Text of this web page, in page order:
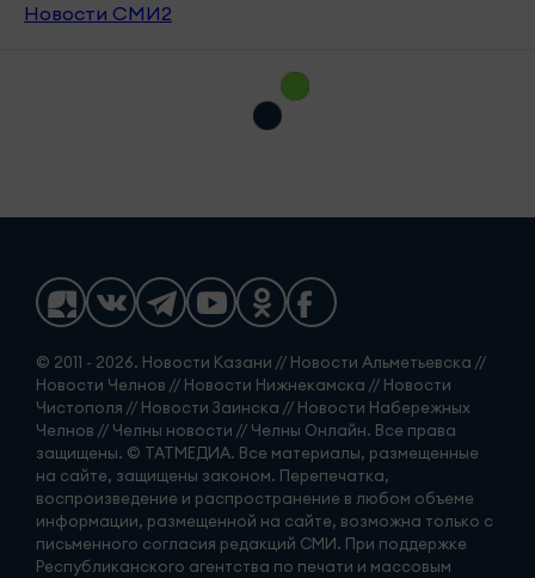
Новости СМИ2
© 2011 - 2026. Новости Казани // Новости Альметьевска //
Новости Челнов // Новости Нижнекамска // Новости
Чистополя // Новости Заинска // Новости Набережных
Челнов // Челны новости // Челны Онлайн. Все права
защищены. © ТАТМЕДИА. Все материалы, размещенные
на сайте, защищены законом. Перепечатка,
воспроизведение и распространение в любом объеме
информации, размещенной на сайте, возможна только с
письменного согласия редакций СМИ. При поддержке
Республиканского агентства по печати и массовым